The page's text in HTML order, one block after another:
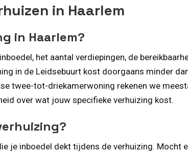
in Haarlem
in Haarlem?
het aantal verdiepingen, de
in de Leidsebuurt kost doorgaans minder
twee-tot-driekamerwoning rekenen we
over wat jouw specifieke verhuizing kost.
je inboedel dekt tijdens de verhuizing.